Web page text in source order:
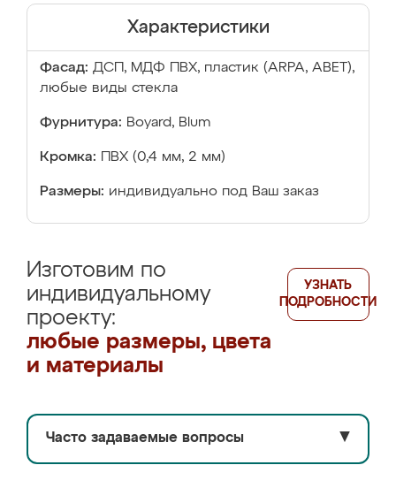
Характеристики
Фасад: ДСП, МДФ ПВХ, пластик (ARPA, ABET),
любые виды стекла
Фурнитура: Boyard, Blum
Кромка: ПВХ (0,4 мм, 2 мм)
Размеры: индивидуально под Ваш заказ
Изготовим по
индивидуальному
проекту:
любые размеры, цвета
и материалы
УЗНАТЬ
ПОДРОБНОСТИ
Часто задаваемые вопросы ▼